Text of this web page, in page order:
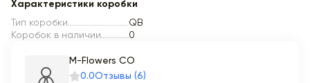
Характеристики коробки
Тип коробки
QB
Коробок в наличии
0
M-Flowers CO
0.0Отзывы (6)